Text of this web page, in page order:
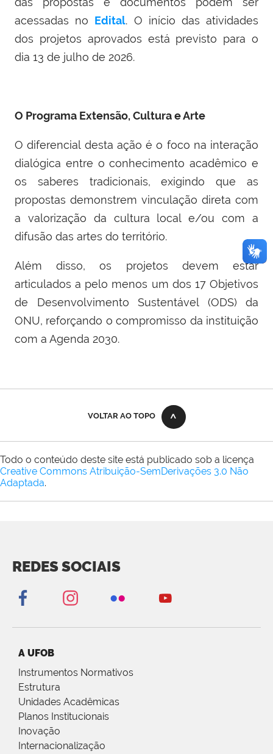
acessadas no Edital. O início das atividades
dos projetos aprovados está previsto para o
dia 13 de julho de 2026.
O Programa Extensão, Cultura e Arte
O diferencial desta ação é o foco na interação
dialógica entre o conhecimento acadêmico e
os saberes tradicionais, exigindo que as
propostas demonstrem vinculação direta com
a valorização da cultura local e/ou com a
difusão das artes do território.
Além disso, os projetos devem estar
articulados a pelo menos um dos 17 Objetivos
de Desenvolvimento Sustentável (ODS) da
ONU, reforçando o compromisso da instituição
com a Agenda 2030.
VOLTAR AO TOPO
Todo o conteúdo deste site está publicado sob a licença
Creative Commons Atribuição-SemDerivações 3.0 Não
Adaptada.
REDES SOCIAIS
A UFOB
Instrumentos Normativos
Estrutura
Unidades Acadêmicas
Planos Institucionais
Inovação
Internacionalização